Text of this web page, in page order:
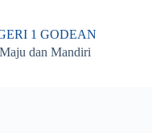
1 GODEAN
dan Mandiri